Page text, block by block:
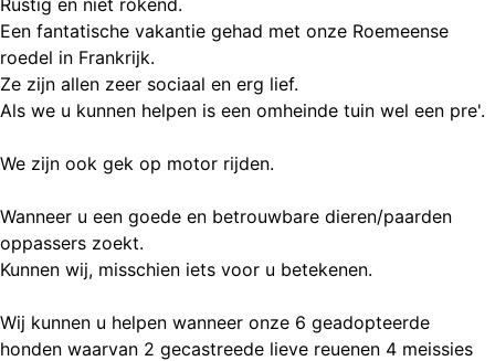
Een fantatische vakantie gehad met onze Roemeense
roedel in Frankrijk.
Ze zijn allen zeer sociaal en erg lief.
Als we u kunnen helpen is een omheinde tuin wel een pre'.
We zijn ook gek op motor rijden.
Wanneer u een goede en betrouwbare dieren/paarden
oppassers zoekt.
Kunnen wij, misschien iets voor u betekenen.
Wij kunnen u helpen wanneer onze 6 geadopteerde
honden waarvan 2 gecastreede lieve reuenen 4 meissies